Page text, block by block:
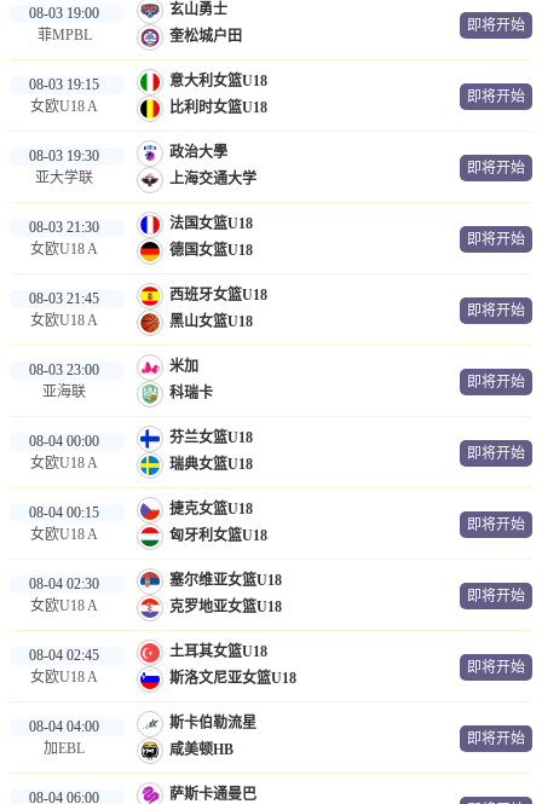
08-03 19:00
菲MPBL
玄山勇士
奎松城户田
即将开始
08-03 19:15
女欧U18 A
意大利女篮U18
比利时女篮U18
即将开始
08-03 19:30
亚大学联
政治大學
上海交通大学
即将开始
08-03 21:30
女欧U18 A
法国女篮U18
德国女篮U18
即将开始
08-03 21:45
女欧U18 A
西班牙女篮U18
黑山女篮U18
即将开始
08-03 23:00
亚海联
米加
科瑞卡
即将开始
08-04 00:00
女欧U18 A
芬兰女篮U18
瑞典女篮U18
即将开始
08-04 00:15
女欧U18 A
捷克女篮U18
匈牙利女篮U18
即将开始
08-04 02:30
女欧U18 A
塞尔维亚女篮U18
克罗地亚女篮U18
即将开始
08-04 02:45
女欧U18 A
土耳其女篮U18
斯洛文尼亚女篮U18
即将开始
08-04 04:00
加EBL
斯卡伯勒流星
咸美顿HB
即将开始
08-04 06:00
萨斯卡通曼巴